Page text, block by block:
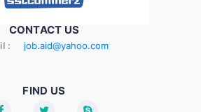
CONTACT US
: job.aid@yahoo.com
FIND US